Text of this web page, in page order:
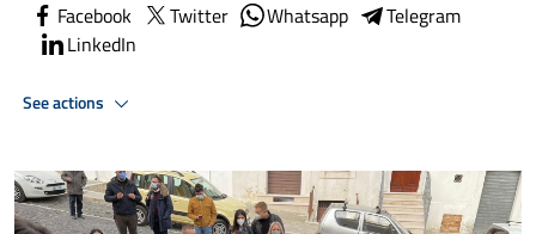
Facebook Twitter Whatsapp
Telegram
LinkedIn
See actions